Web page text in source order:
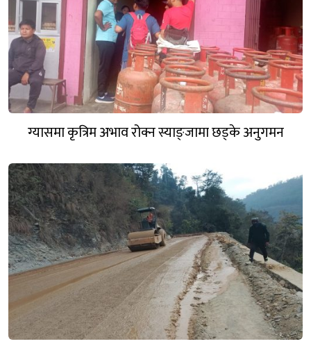
ग्यासमा कृत्रिम अभाव रोक्न स्याङ्जामा छड्के अनुगमन